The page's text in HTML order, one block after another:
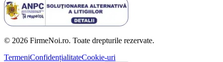
© 2026 FirmeNoi.ro. Toate drepturile rezervate.
TermeniConfidențialitateCookie-uri